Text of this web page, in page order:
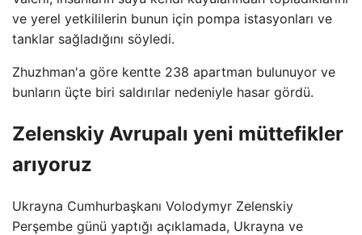
ve yerel yetkililerin bunun için pompa istasyonları ve
tanklar sağladığını söyledi.
Zhuzhman'a göre kentte 238 apartman bulunuyor ve
bunların üçte biri saldırılar nedeniyle hasar gördü.
Zelenskiy Avrupalı ​​yeni müttefikler
arıyoruz
Ukrayna Cumhurbaşkanı Volodymyr Zelenskiy
Perşembe günü yaptığı açıklamada, Ukrayna ve